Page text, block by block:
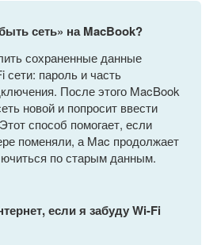
сеть» на MacBook?
сохраненные данные
сети: пароль и часть
После этого MacBook
новой и попросит ввести
способ помогает, если
поменяли, а Mac продолжает
по старым данным.
если я забуду Wi-Fi